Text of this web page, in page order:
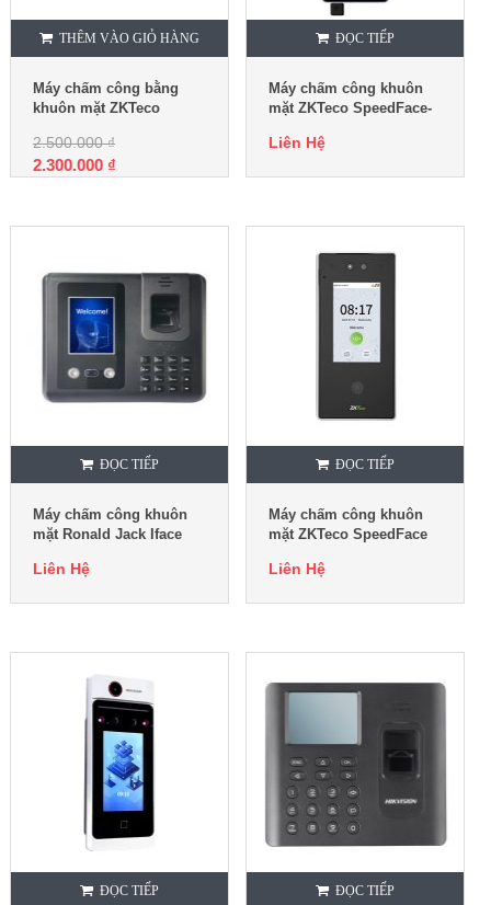
THÊM VÀO GIỎ HÀNG
Máy chấm công bằng
khuôn mặt ZKTeco
2.500.000₫
2.300.000 ₫
ĐỌC TIẾP
Máy chấm công khuôn
mặt ZKTeco SpeedFace-
Liên Hệ
ĐỌC TIẾP
Máy chấm công khuôn
mặt Ronald Jack Iface
Liên Hệ
ĐỌC TIẾP
Máy chấm công khuôn
mặt ZKTeco SpeedFace
Liên Hệ
ĐỌC TIẾP ĐỌC TIẾP